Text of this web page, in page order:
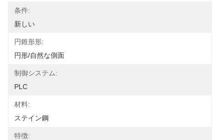
条件:
新しい
円錐形形:
円形/自然な側面
制御システム:
PLC
材料:
ステイン鋼
特徴: